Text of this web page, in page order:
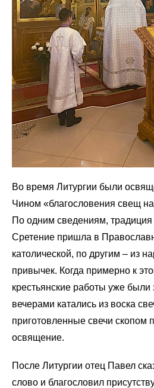
Во время Литургии были
Чином «благословения свещ
По одним сведениям,
Сретение пришла в
католической, по другим – из
привычек. Когда примерно к
крестьянские работы уже
вечерами катались из воска
приготовленные свечи скопом
освящение.
После Литургии отец Павел
слово и благословил